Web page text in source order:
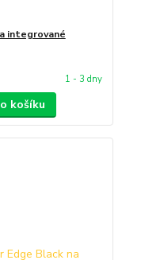
integrované
1 - 3 dny
košíku